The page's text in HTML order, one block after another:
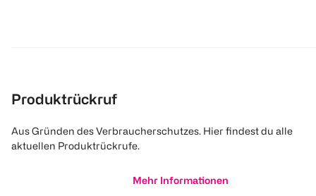
Produktrückruf
Aus Gründen des Verbraucherschutzes. Hier findest du alle
aktuellen Produktrückrufe.
Mehr Informationen